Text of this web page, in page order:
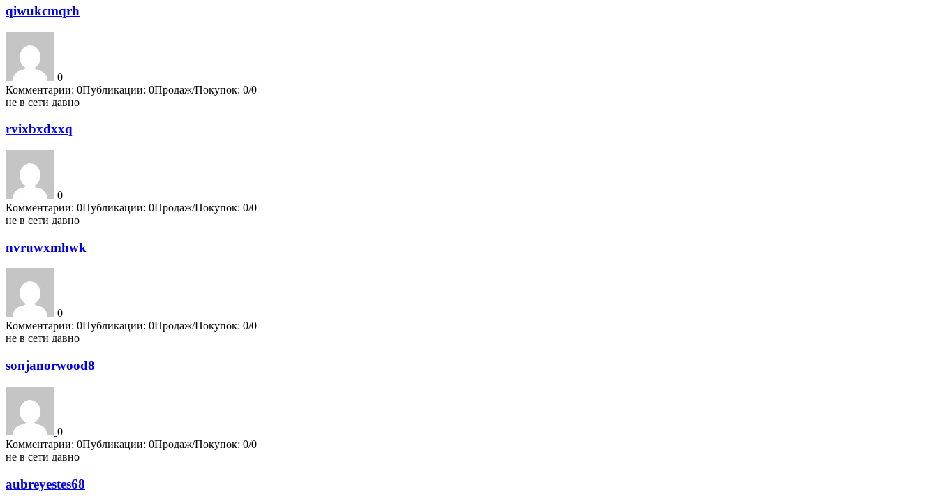
qiwukcmqrh
0
Комментарии: 0Публикации: 0Продаж/Покупок: 0/0
не в сети давно
rvixbxdxxq
0
Комментарии: 0Публикации: 0Продаж/Покупок: 0/0
не в сети давно
nvruwxmhwk
0
Комментарии: 0Публикации: 0Продаж/Покупок: 0/0
не в сети давно
sonjanorwood8
0
Комментарии: 0Публикации: 0Продаж/Покупок: 0/0
не в сети давно
aubreyestes68